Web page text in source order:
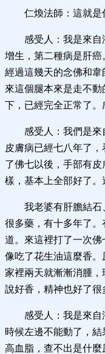
仁煥法師：這就是
感受人：我是來
增生，第二種病是肝
經過這幾天的念佛和
來這個腿本來是走不
下，已經完全正常了。
感受人：我們是
皮膚病已經七八年了
了佛七以後，手部有
樣，基本上全部好了。
我老婆有肝膽結石
很多藥，有十多年了
道。來這裡打了一次
像吃了花生油這麼香。
家裡兩天就漸漸消腫
說好香，精神也好了很
感受人：我是來
時候左邊不能動了，
高血脂，查不出是什